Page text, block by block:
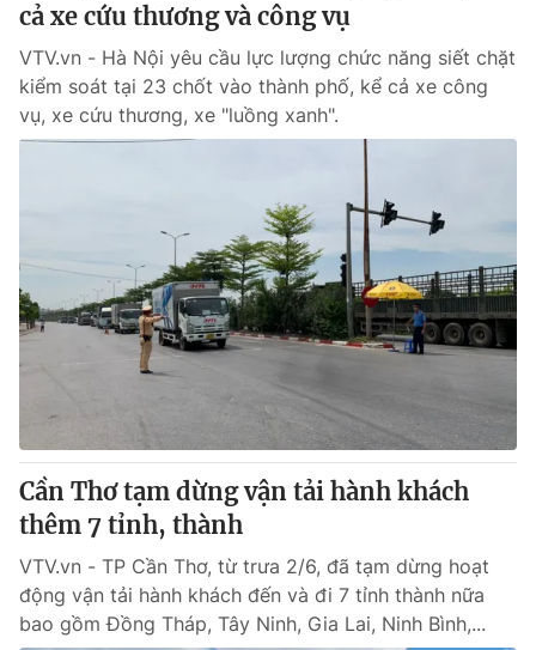
cả xe cứu thương và công vụ
VTV.vn - Hà Nội yêu cầu lực lượng chức năng siết chặt
kiểm soát tại 23 chốt vào thành phố, kể cả xe công
vụ, xe cứu thương, xe "luồng xanh".
Cần Thơ tạm dừng vận tải hành khách
thêm 7 tỉnh, thành
VTV.vn - TP Cần Thơ, từ trưa 2/6, đã tạm dừng hoạt
động vận tải hành khách đến và đi 7 tỉnh thành nữa
bao gồm Đồng Tháp, Tây Ninh, Gia Lai, Ninh Bình,...